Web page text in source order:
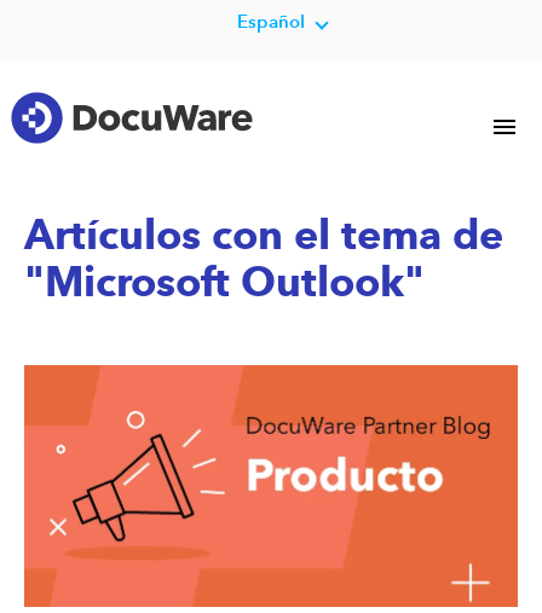
Español
Artículos con el tema de
"Microsoft Outlook"